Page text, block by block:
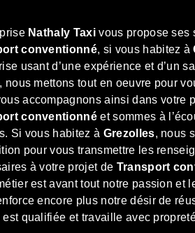
Nathaly Taxi vous propose ses
conventionné, si vous habitez à
usant d’une expérience et d’un
nous mettons tout en oeuvre pour
accompagnons ainsi dans votre
conventionné et sommes à
Si vous habitez à Grezolles, nous
pour vous transmettre les
à votre projet de Transport
est avant tout notre passion et
encore plus notre désir de
qualifiée et travaille avec